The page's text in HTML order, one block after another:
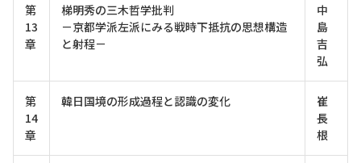
第
13
章
梯明秀の三木哲学批判
－京都学派左派にみる戦時下抵抗の思想構造
と射程－
中
島
吉
弘
第
14
章
韓日国境の形成過程と認識の変化
崔
長
根